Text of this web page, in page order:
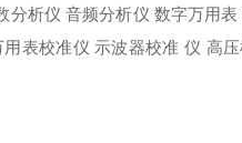
仪 音频分析仪 数字万用表
表校准仪 示波器校准 仪 高